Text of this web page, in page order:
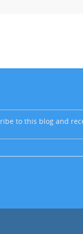
to this blog and